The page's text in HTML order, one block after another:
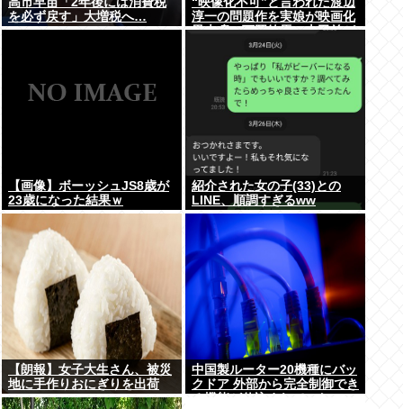
を必ず戻す」大増税へ…
淳一の問題作を実娘が映画化
黒木瞳、西岡徳馬、吉田羊が
【画像】ボーッシュJS8歳が
23歳になった結果ｗ
紹介された女の子(33)との
LINE、順調すぎるww
【朗報】女子大生さん、被災
地に手作りおにぎりを出荷
中国製ルーター20機種にバッ
クドア 外部から完全制御でき